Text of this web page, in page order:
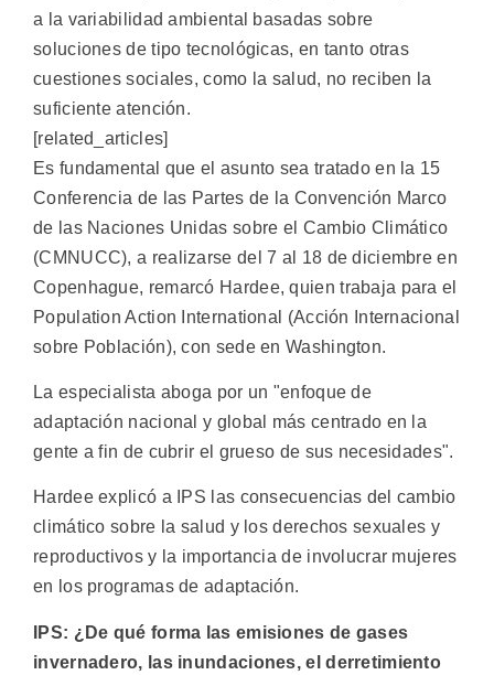
a la variabilidad ambiental basadas sobre
soluciones de tipo tecnológicas, en tanto otras
cuestiones sociales, como la salud, no reciben la
suficiente atención.
[related_articles]
Es fundamental que el asunto sea tratado en la 15
Conferencia de las Partes de la Convención Marco
de las Naciones Unidas sobre el Cambio Climático
(CMNUCC), a realizarse del 7 al 18 de diciembre en
Copenhague, remarcó Hardee, quien trabaja para el
Population Action International (Acción Internacional
sobre Población), con sede en Washington.
La especialista aboga por un "enfoque de
adaptación nacional y global más centrado en la
gente a fin de cubrir el grueso de sus necesidades".
Hardee explicó a IPS las consecuencias del cambio
climático sobre la salud y los derechos sexuales y
reproductivos y la importancia de involucrar mujeres
en los programas de adaptación.
IPS: ¿De qué forma las emisiones de gases
invernadero, las inundaciones, el derretimiento